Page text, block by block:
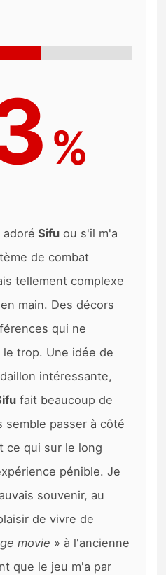
%
Sifu ou s'il m'a
de combat
tellement complexe
main. Des décors
qui ne
trop. Une idée de
intéressante,
fait beaucoup de
semble passer à côté
ce qui sur le long
pénible. Je
souvenir, au
de vivre de
movie » à l'ancienne
que le jeu m'a par